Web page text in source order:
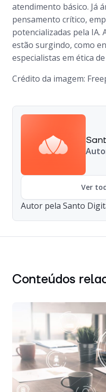
atendimento básico. Já
pensamento crítico,
potencializadas pela IA.
estão surgindo, como
especialistas em ética
Crédito da imagem:
Ver
Autor pela Santo
Conteúdos